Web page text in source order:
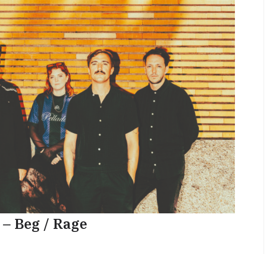
Beg / Rage